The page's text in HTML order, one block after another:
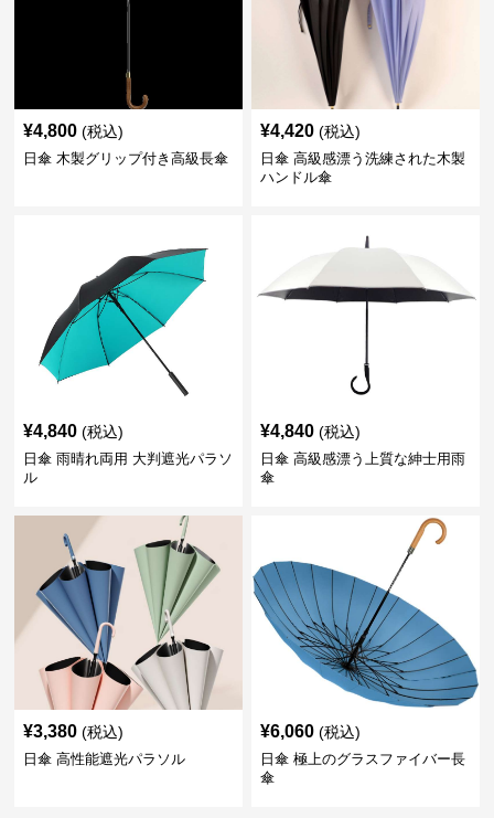
¥4,800 (税込)
日傘 木製グリップ付き高級長傘
¥4,420 (税込)
日傘 高級感漂う洗練された木製
ハンドル傘
¥4,840 (税込)
日傘 雨晴れ両用 大判遮光パラソ
ル
¥4,840 (税込)
日傘 高級感漂う上質な紳士用雨
傘
¥3,380 (税込)
日傘 高性能遮光パラソル
¥6,060 (税込)
日傘 極上のグラスファイバー長
傘